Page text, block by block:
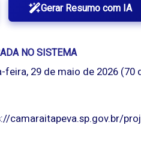
Gerar Resumo com IA
NO SISTEMA
feira, 29 de maio de 2026 (70
camaraitapeva.sp.gov.br/